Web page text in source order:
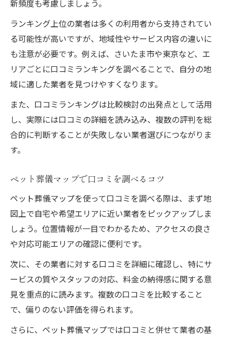
新頻度も考慮しましょう。
ランキング上位の業者は多くの利用者から支持されてい
る可能性が高いですが、地域性やサービス内容の違いに
も注意が必要です。例えば、さいたま市や東京など、エ
リアごとに口コミランキングを調べることで、自分の地
域に適した業者を見つけやすくなります。
また、口コミランキングは比較検討の出発点として活用
し、実際には口コミの詳細を読み込み、複数の評判を総
合的に判断することが失敗しない業者選びにつながりま
す。
ペット葬儀マップで口コミを調べるコツ
ペット葬儀マップを使って口コミを調べる際は、まず地
図上で自宅や希望エリアに近い業者をピックアップしま
しょう。位置情報が一目でわかるため、アクセスの良さ
や対応可能エリアの確認に便利です。
次に、その業者に対する口コミを詳細に確認し、特にサ
ービスの質やスタッフの対応、料金の納得感に関する意
見を重点的に読みます。複数の口コミを比較すること
で、偏りのない評価を得られます。
さらに、ペット葬儀マップでは口コミと併せて業者の基